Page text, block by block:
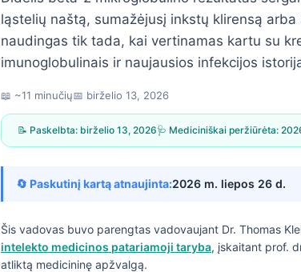
ląstelių naštą, sumažėjusį inkstų klirensą
naudingas tik tada, kai vertinamas kartu su
imunoglobulinais ir naujausios infekcijos
📖 ~11 minučių📅 birželio 13, 2026
📝 Paskelbta: birželio 13, 2026🩺 Mediciniškai peržiūrėta:
🔄 Paskutinį kartą atnaujinta:2026 m. liepos 26 d.
Šis vadovas buvo parengtas vadovaujant Dr. Thomas
intelekto medicinos patariamoji taryba, įskaitant prof.
atliktą medicininę apžvalgą.